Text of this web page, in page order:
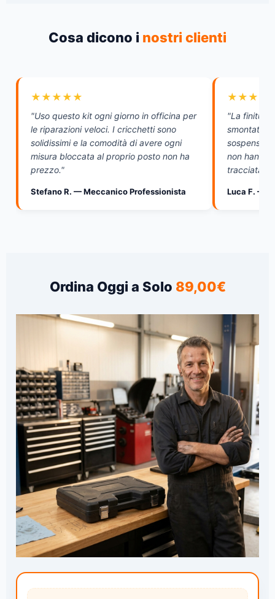
Cosa dicono i nostri clienti
★★★★★
"Uso questo kit ogni giorno in officina per
le riparazioni veloci. I cricchetti sono
solidissimi e la comodità di avere ogni
misura bloccata al proprio posto non ha
prezzo."
Stefano R. — Meccanico Professionista
"La finitura
smontato
non hanno
tracciata e
Luca F. —
Ordina Oggi a Solo 89,00€